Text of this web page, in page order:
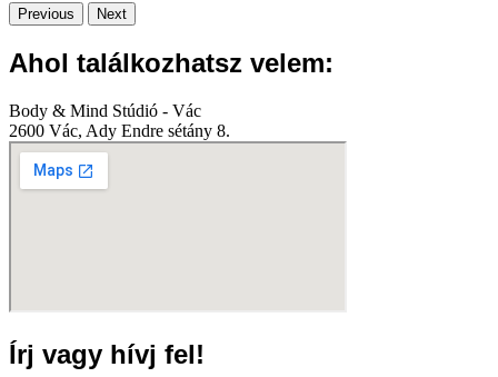
Previous Next
Ahol találkozhatsz velem:
Body & Mind Stúdió - Vác
2600 Vác, Ady Endre sétány 8.
Írj vagy hívj fel!